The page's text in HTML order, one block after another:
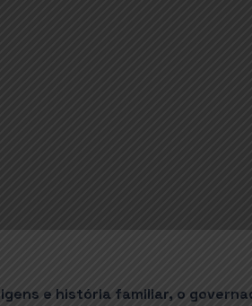
e história familiar, o